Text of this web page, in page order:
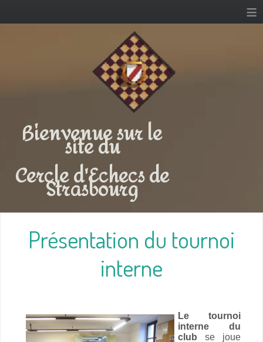
≡
Bienvenue sur le
site du
Cercle d'Echecs de
Strasbourg
Présentation du tournoi
interne
Le tournoi
interne du
club se joue